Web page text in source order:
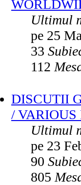
Ultimul
pe 25
33
112
DISCUTII
/ VARIOUS
Ultimul
pe 23
90
805